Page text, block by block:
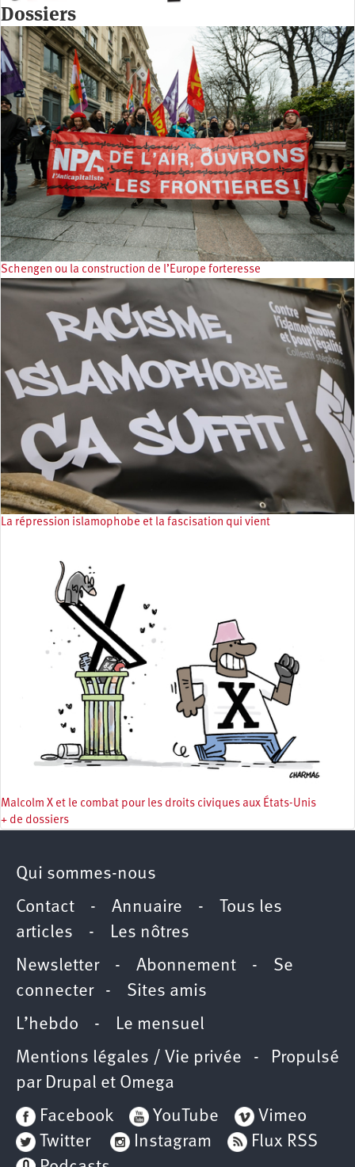
Dossiers
Schengen ou la construction de l’Europe forteresse
La répression islamophobe et la fascisation qui vient
Malcolm X et le combat pour les droits civiques aux États-Unis
+ de dossiers
Qui sommes-nous
Contact - Annuaire -
Tous les
articles - Les nôtres
Newsletter- Abonnement - Se
connecter- Sites amis
L’hebdo - Le mensuel
Mentions légales / Vie privée - Propulsé
par Drupal et Omega
Facebook
YouTube
Vimeo
Twitter
Instagram
Flux RSS